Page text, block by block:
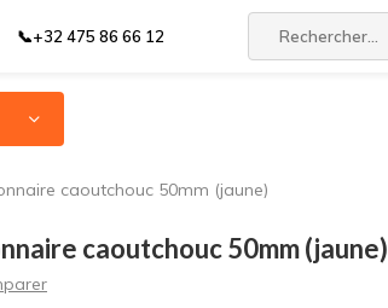
📞+32 475 86 66 12
caoutchouc 50mm (jaune)
caoutchouc 50mm (jaune)